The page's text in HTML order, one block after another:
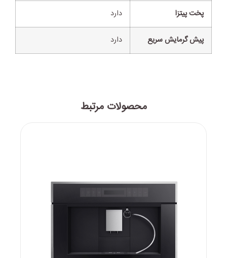
پخت پیتزا دارد
پیش گرمایش سریع دارد
محصولات مرتبط